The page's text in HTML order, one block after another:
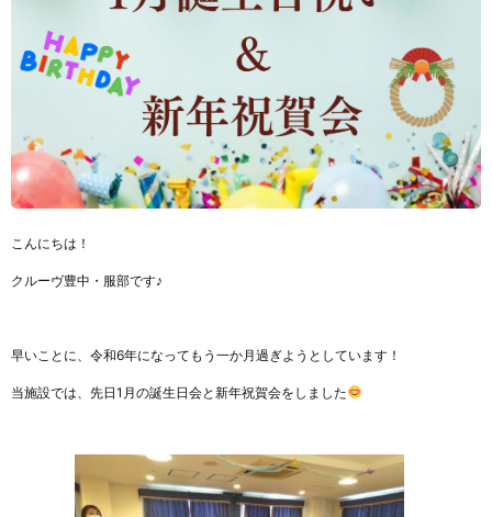
こんにちは！
クルーヴ豊中・服部です♪
早いことに、令和6年になってもう一か月過ぎようとしています！
当施設では、先日1月の誕生日会と新年祝賀会をしました